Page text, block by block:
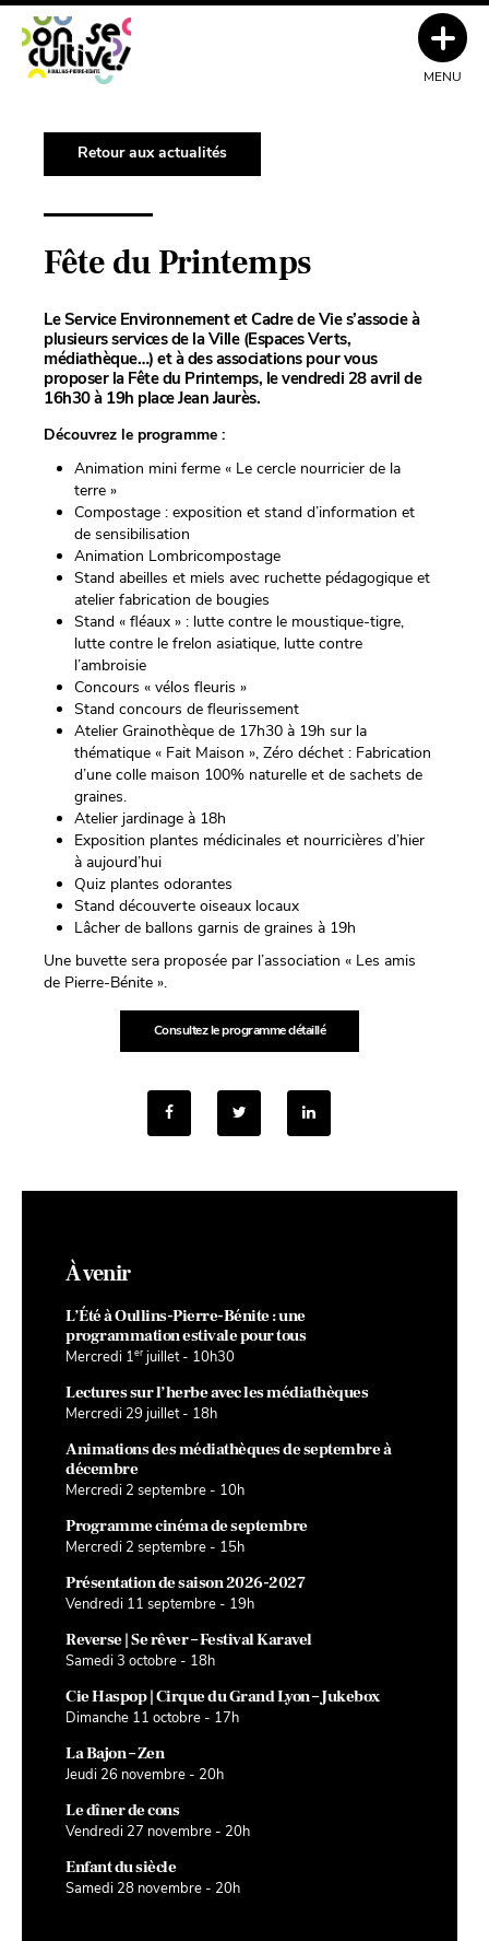
Retour aux actualités
Fête du Printemps
Le Service Environnement et Cadre de Vie s’associe à
plusieurs services de la Ville (Espaces Verts,
médiathèque…) et à des associations pour vous
proposer la Fête du Printemps, le vendredi 28 avril de
16h30 à 19h place Jean Jaurès.
Découvrez le programme :
Animation mini ferme « Le cercle nourricier de la
terre »
Compostage : exposition et stand d’information et
de sensibilisation
Animation Lombricompostage
Stand abeilles et miels avec ruchette pédagogique et
atelier fabrication de bougies
Stand « fléaux » : lutte contre le moustique-tigre,
lutte contre le frelon asiatique, lutte contre
l’ambroisie
Concours « vélos fleuris »
Stand concours de fleurissement
Atelier Grainothèque de 17h30 à 19h sur la
thématique « Fait Maison », Zéro déchet : Fabrication
d’une colle maison 100% naturelle et de sachets de
graines.
Atelier jardinage à 18h
Exposition plantes médicinales et nourricières d’hier
à aujourd’hui
Quiz plantes odorantes
Stand découverte oiseaux locaux
Lâcher de ballons garnis de graines à 19h
Une buvette sera proposée par l’association « Les amis
de Pierre-Bénite ».
Consultez le programme détaillé
À venir
L’Été à Oullins-Pierre-Bénite : une
programmation estivale pour tous
Mercredi 1er juillet - 10h30
Lectures sur l’herbe avec les médiathèques
Mercredi 29 juillet - 18h
Animations des médiathèques de septembre à
décembre
Mercredi 2 septembre - 10h
Programme cinéma de septembre
Mercredi 2 septembre - 15h
Présentation de saison 2026-2027
Vendredi 11 septembre - 19h
Reverse | Se rêver – Festival Karavel
Samedi 3 octobre - 18h
Cie Haspop | Cirque du Grand Lyon – Jukebox
Dimanche 11 octobre - 17h
La Bajon – Zen
Jeudi 26 novembre - 20h
Le dîner de cons
Vendredi 27 novembre - 20h
Enfant du siècle
Samedi 28 novembre - 20h
MENU